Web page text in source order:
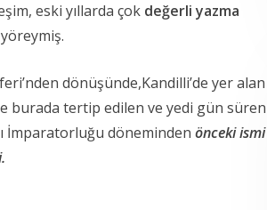
eski yıllarda çok değerli yazma
dönüşünde,Kandilli’de yer alan
burada tertip edilen ve yedi gün süren
İmparatorluğu döneminden önceki ismi